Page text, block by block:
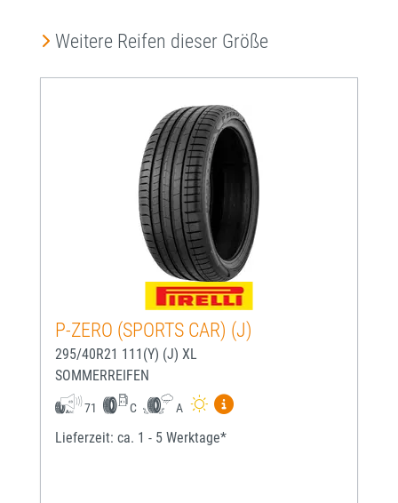
Produktgalerie überspringen
Weitere Reifen dieser Größe
P-ZERO (SPORTS CAR) (J)
295/40R21 111(Y) (J) XL
SOMMERREIFEN
71 C A
Mehr Informationen zum
Lieferzeit: ca. 1 - 5 Werktage*